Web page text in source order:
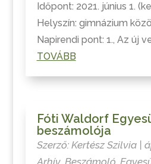
Időpont: 2021. június 1.
Helyszín: gimnázium
Napirendi pont: 1., Az új
TOVÁBB
Fóti Waldorf
beszámolója
Szerző: Kertész Szilvia|
Arhív, Beszámoló,